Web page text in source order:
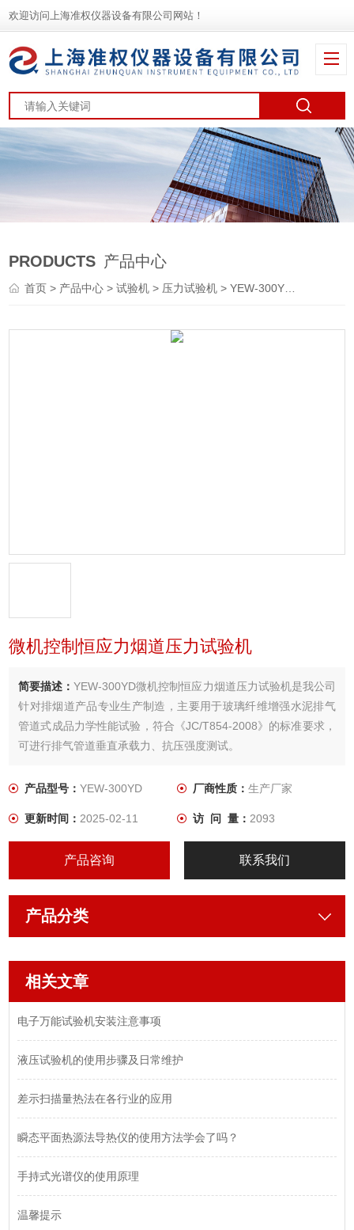
欢迎访问上海准权仪器设备有限公司网站！
PRODUCTS 产品中心
首页> 产品中心 >试验机 > 压力试验机 > YEW-300YD微机控制恒应力烟道压力试验机
微机控制恒应力烟道压力试验机
简要描述：YEW-300YD微机控制恒应力烟道压力试验机是我公司
针对排烟道产品专业生产制造，主要用于玻璃纤维增强水泥排气
管道式成品力学性能试验，符合《JC/T854-2008》的标准要求，
可进行排气管道垂直承载力、抗压强度测试。
产品型号：YEW-300YD 厂商性质： 生产厂家
更新时间：2025-02-11 访 问 量： 2093
产品咨询 联系我们
产品分类
相关文章
电子万能试验机安装注意事项
液压试验机的使用步骤及日常维护
差示扫描量热法在各行业的应用
瞬态平面热源法导热仪的使用方法学会了吗？
手持式光谱仪的使用原理
温馨提示